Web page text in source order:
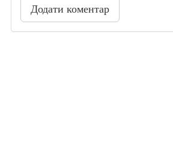
Додати коментар